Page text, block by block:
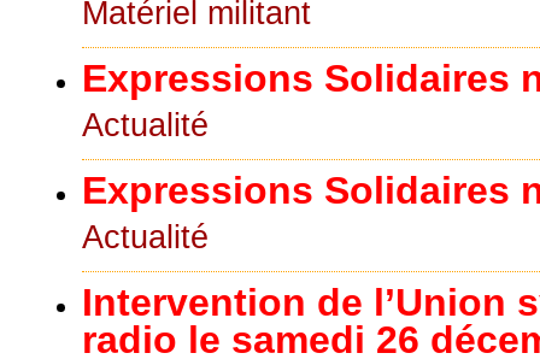
Matériel militant
Expressions Solidaires
Actualité
Expressions Solidaires
Actualité
Intervention de l’Union
radio le samedi 26